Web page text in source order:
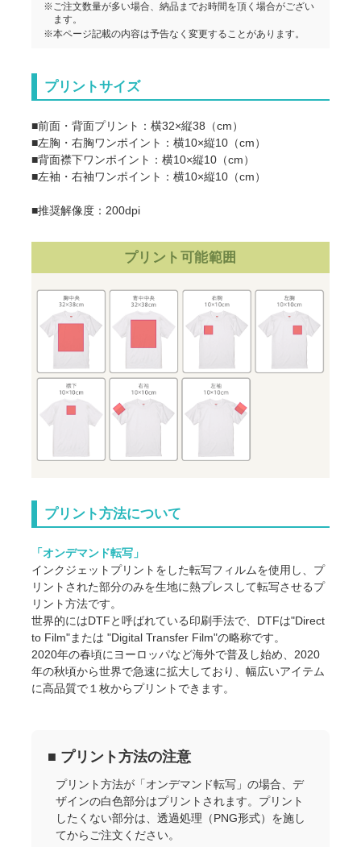
※ご注文数量が多い場合、納品までお時間を頂く場合がござい
ます。
※本ページ記載の内容は予告なく変更することがあります。
プリントサイズ
■前面・背面プリント：横32×縦38（cm）
■左胸・右胸ワンポイント：横10×縦10（cm）
■背面襟下ワンポイント：横10×縦10（cm）
■左袖・右袖ワンポイント：横10×縦10（cm）
■推奨解像度：200dpi
プリント可能範囲
プリント方法について
「オンデマンド転写」
インクジェットプリントをした転写フィルムを使用し、プ
リントされた部分のみを生地に熱プレスして転写させるプ
リント方法です。
世界的にはDTFと呼ばれている印刷手法で、DTFは"Direct
to Film"または "Digital Transfer Film"の略称です。
2020年の春頃にヨーロッパなど海外で普及し始め、2020
年の秋頃から世界で急速に拡大しており、幅広いアイテム
に高品質で１枚からプリントできます。
■ プリント方法の注意
プリント方法が「オンデマンド転写」の場合、デ
ザインの白色部分はプリントされます。プリント
したくない部分は、透過処理（PNG形式）を施し
てからご注文ください。